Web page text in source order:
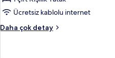
night)
hakkında
fazla
Balloon
Tour
Ücretsiz kablolu internet
Daha çok detay
[City